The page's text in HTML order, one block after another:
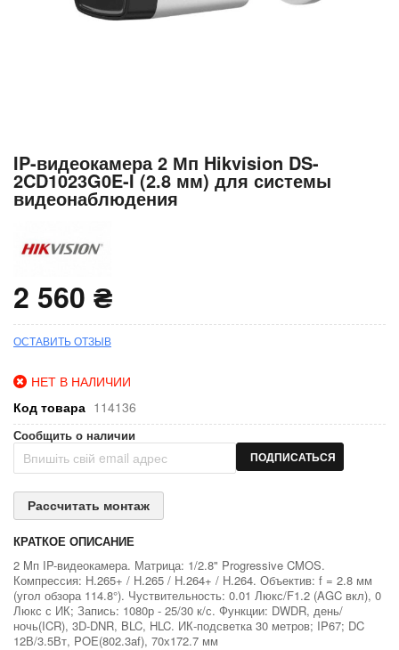
Перейти
началу
галереи
IP-видеокамера 2 Мп Hikvision DS-
2CD1023G0E-I (2.8 мм) для системы
видеонаблюдения
2 560 ₴
ОСТАВИТЬ ОТЗЫВ
НЕТ В НАЛИЧИИ
Код товара 114136
Сообщить о наличии
ПОДПИСАТЬСЯ
Рассчитать монтаж
КРАТКОЕ ОПИСАНИЕ
2 Mп IP-видеокамера. Матрица: 1/2.8" Progressive CMOS.
Компрессия: H.265+ / H.265 / H.264+ / H.264. Объектив: f = 2.8 мм
(угол обзора 114.8°). Чуствительность: 0.01 Люкс/F1.2 (AGC вкл), 0
Люкс с ИК; Запись: 1080р - 25/30 к/с. Функции: DWDR, день/
ночь(ICR), 3D-DNR, BLC, HLC. ИК-подсветка 30 метров; IP67; DC
12В/3.5Вт, POE(802.3af), 70х172.7 мм